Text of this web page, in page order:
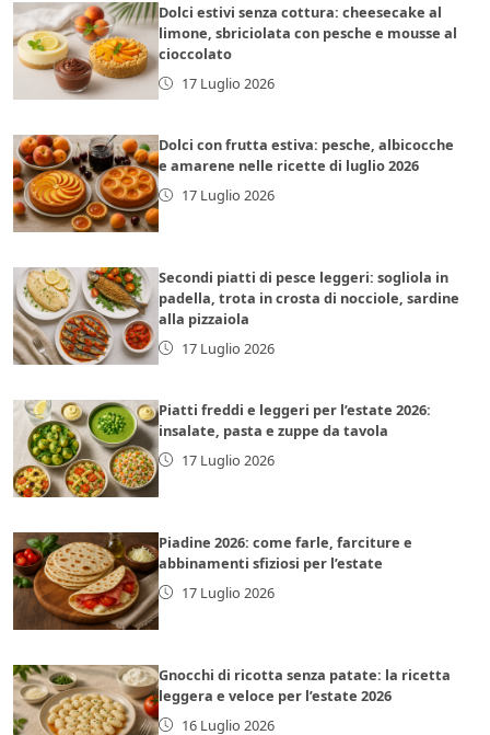
Dolci estivi senza cottura: cheesecake al
limone, sbriciolata con pesche e mousse al
cioccolato
17 Luglio 2026
Dolci con frutta estiva: pesche, albicocche
e amarene nelle ricette di luglio 2026
17 Luglio 2026
Secondi piatti di pesce leggeri: sogliola in
padella, trota in crosta di nocciole, sardine
alla pizzaiola
17 Luglio 2026
Piatti freddi e leggeri per l’estate 2026:
insalate, pasta e zuppe da tavola
17 Luglio 2026
Piadine 2026: come farle, farciture e
abbinamenti sfiziosi per l’estate
17 Luglio 2026
Gnocchi di ricotta senza patate: la ricetta
leggera e veloce per l’estate 2026
16 Luglio 2026